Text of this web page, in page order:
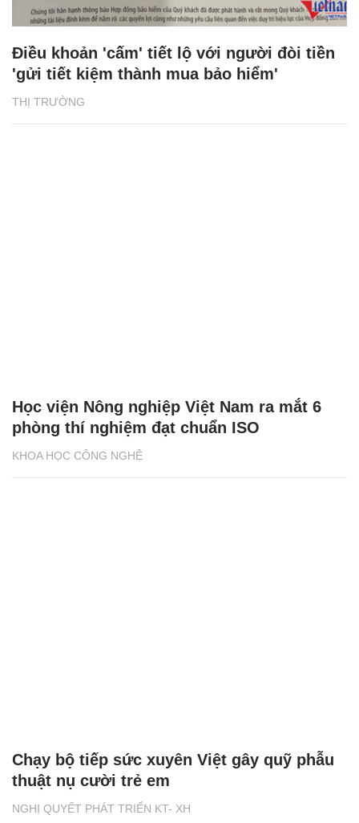
THỊ TRƯỜNG
Điều khoản 'cấm' tiết lộ với người đòi tiền
'gửi tiết kiệm thành mua bảo hiểm'
KHOA HỌC CÔNG NGHỆ
Học viện Nông nghiệp Việt Nam ra mắt 6
phòng thí nghiệm đạt chuẩn ISO
NGHỊ QUYẾT PHÁT TRIỂN KT- XH
Chạy bộ tiếp sức xuyên Việt gây quỹ phẫu
thuật nụ cười trẻ em